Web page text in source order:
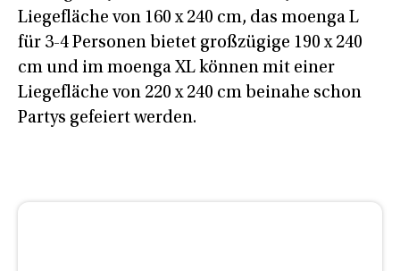
Liegefläche von 160 x 240 cm, das moenga L
für 3-4 Personen bietet großzügige 190 x 240
cm und im moenga XL können mit einer
Liegefläche von 220 x 240 cm beinahe schon
Partys gefeiert werden.